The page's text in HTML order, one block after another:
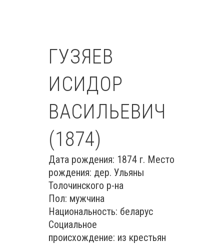
ГУЗЯЕВ
ИСИДОР
ВАСИЛЬЕВИЧ
(1874)
Дата рождения: 1874 г. Место
рождения: дер. Ульяны
Толочинского р-на
Пол: мужчина
Национальность: беларус
Социальное
происхождение: из крестьян